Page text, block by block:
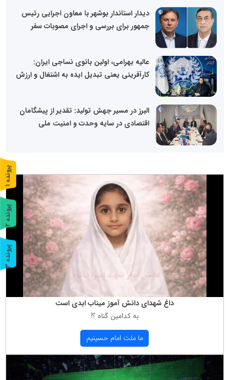
دیدار استاندار بوشهر با معاون اجرایی رئیس
جمهور برای بررسی و اجرای مصوبات سفر
عالیه بهرامی، اولین بانوی نساجی ایران:
کارآفرینی یعنی تبدیل ایده به اشتغال و ارزش
البرز در مسیر جهش تولید: تقدیر از پیشگامان
اقتصادی در سایه وحدت و امنیت ملی
داغ شهدای دانش آموز میناب ابدی است
به كدامین گناه ؟!
ما ملت امام حسینیم
پ
ر
و
ن
د
ه
1
پ
ر
و
ن
د
ه
2
پ
ر
و
ن
د
ه
3